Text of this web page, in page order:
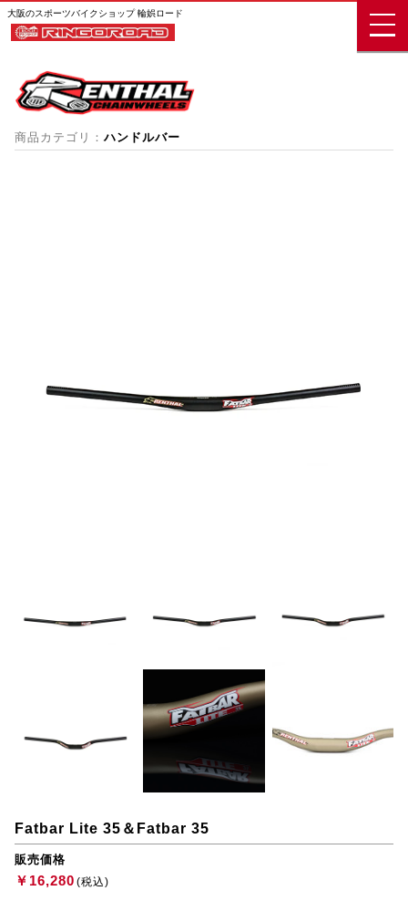
大阪のスポーツバイクショップ 輪娯ロード
商品カテゴリ： ハンドルバー
Fatbar Lite 35＆Fatbar 35
販売価格
￥16,280 (税込)